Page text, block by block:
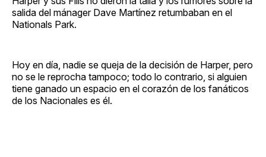
salida del mánager Dave Martínez retumbaban en el
Nationals Park.
Hoy en día, nadie se queja de la decisión de Harper, pero
no se le reprocha tampoco; todo lo contrario, si alguien
tiene ganado un espacio en el corazón de los fanáticos
de los Nacionales es él.